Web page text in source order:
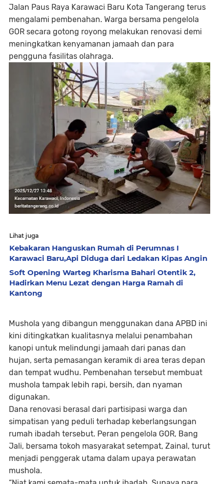
Jalan Paus Raya Karawaci Baru Kota Tangerang terus
mengalami pembenahan. Warga bersama pengelola
GOR secara gotong royong melakukan renovasi demi
meningkatkan kenyamanan jamaah dan para
pengguna fasilitas olahraga.
Lihat juga
Kebakaran Hanguskan Rumah di Perumnas I
Karawaci Baru,Api Diduga dari Ledakan Kipas Angin
Soft Opening Warteg Kharisma Bahari Otentik 2,
Hadirkan Menu Lezat dengan Harga Ramah di
Kantong
Mushola yang dibangun menggunakan dana APBD ini
kini ditingkatkan kualitasnya melalui penambahan
kanopi untuk melindungi jamaah dari panas dan
hujan, serta pemasangan keramik di area teras depan
dan tempat wudhu. Pembenahan tersebut membuat
mushola tampak lebih rapi, bersih, dan nyaman
digunakan.
Dana renovasi berasal dari partisipasi warga dan
simpatisan yang peduli terhadap keberlangsungan
rumah ibadah tersebut. Peran pengelola GOR, Bang
Jali, bersama tokoh masyarakat setempat, Zainal, turut
menjadi penggerak utama dalam upaya perawatan
mushola.